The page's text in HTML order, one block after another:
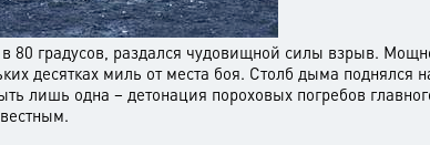
80 градусов, раздался чудовищной силы взрыв.
десятках миль от места боя. Столб дыма
лишь одна – детонация пороховых погребов